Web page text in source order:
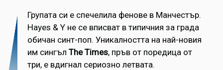
Групата си е спечелила фенове в Манчестър.
Hayes & Y не се вписват в типичния за града
обичан синт-поп. Уникалността на най-новия
им сингъл The Times, пръв от поредица от
три, е вдигнал сериозно летвата.